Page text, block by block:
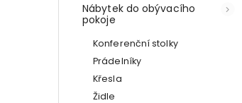
Nábytek do obývacího
pokoje
Konferenční stolky
Prádelníky
Křesla
Židle